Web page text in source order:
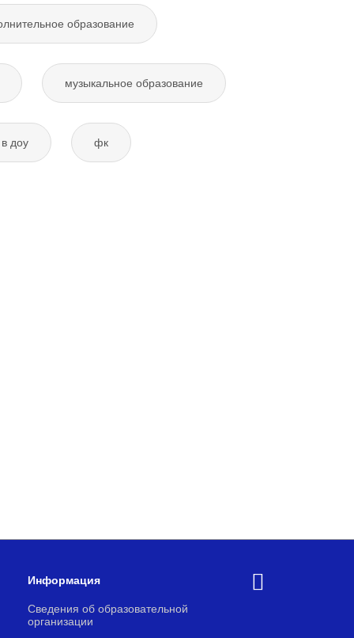
образование
музыкальное образование
доу фк
Информация
Сведения об образовательной
организации